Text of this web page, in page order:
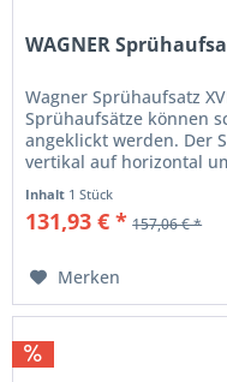
WAGNER
Wagner Sprühaufsatz
Sprühaufsätze können
angeklickt werden. Der
vertikal auf horizontal
Inhalt 1 Stück
131,93 € * 157,06 € *
Merken